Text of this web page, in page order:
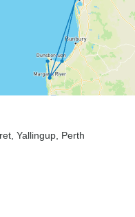
, Yallingup , Perth